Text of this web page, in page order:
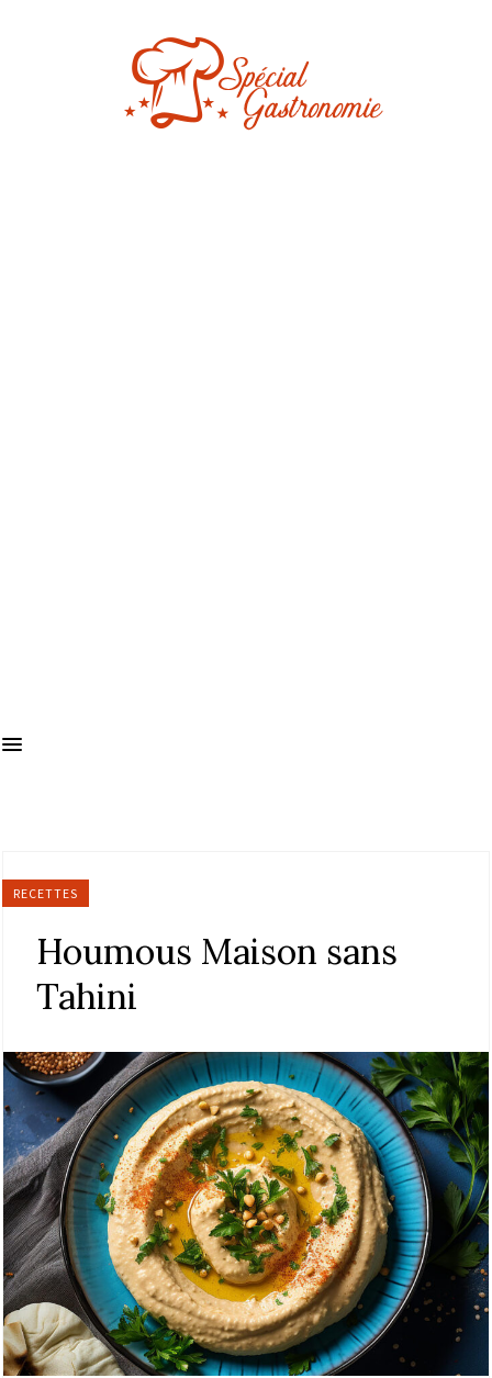
RECETTES
Houmous Maison sans
Tahini